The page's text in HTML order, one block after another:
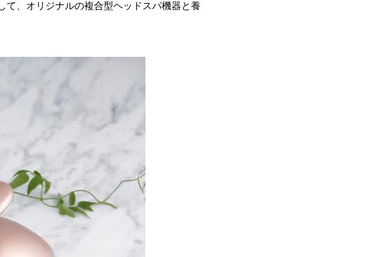
て、オリジナルの複合型ヘッドスパ機器と養